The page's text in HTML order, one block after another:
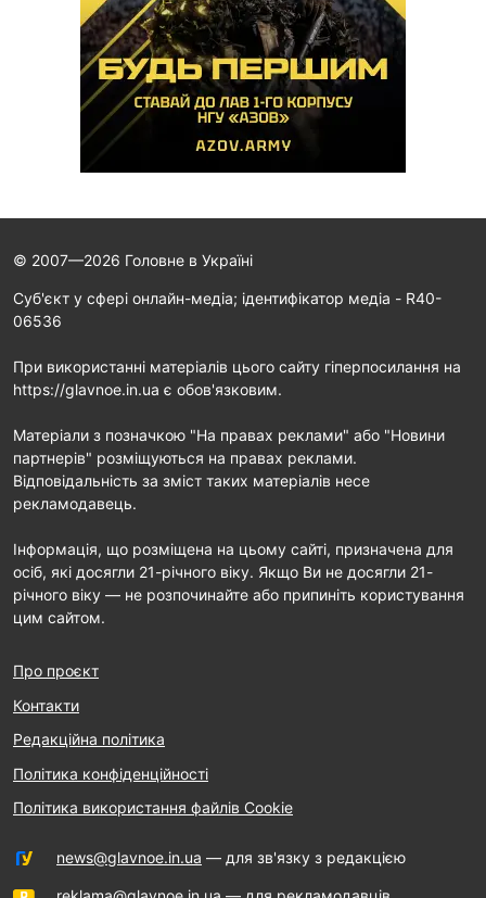
© 2007—2026 Головне в Україні
Cуб'єкт у сфері онлайн-медіа; ідентифікатор медіа - R40-
06536
При використанні матеріалів цього сайту гіперпосилання на
https://glavnoe.in.ua є обов'язковим.
Матеріали з позначкою "На правах реклами" або "Новини
партнерів" розміщуються на правах реклами.
Відповідальність за зміст таких матеріалів несе
рекламодавець.
Інформація, що розміщена на цьому сайті, призначена для
осіб, які досягли 21-річного віку. Якщо Ви не досягли 21-
річного віку — не розпочинайте або припиніть користування
цим сайтом.
Про проєкт
Контакти
Редакційна політика
Політика конфіденційності
Політика використання файлів Cookie
news@glavnoe.in.ua — для зв'язку з редакцією